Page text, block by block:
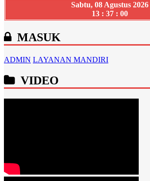
Sabtu, 08 Agustus 2026
13 : 37 : 02
MASUK
ADMIN LAYANAN MANDIRI
VIDEO